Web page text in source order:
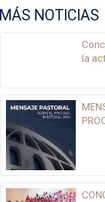
MÁS NOTICIAS
la